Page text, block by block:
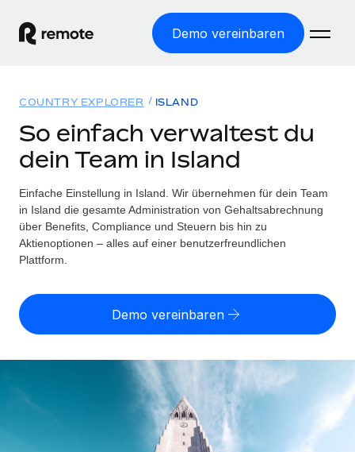
Demo vereinbaren
WELTWEITE BESCHÄFTIGUNG
Globale Payroll
Einfache, rechtssicher Payroll
Employer of Record
Weltweites Wachstum ohne Kosten für Niederlassungen
Contractor of Record
Rechtssichere, weltweite Arbeit mit Freelancer:innen
Globales Onboarding und Verwalten von
Auslagern von komplexen HR-Aufgaben
Lösungen
WELTWEITE ABDECKUNG
Country Explorer
Länderspezifische Unterstützung bei der Einstellung
Einfache Einstellung in allen US-Bundesstaaten
Agile HR- und Payroll-Lösungen für wachsende
Ressourcen
TOOLS UND RECHNER
Scheinselbstständigkeitsrisiko berechnen
Personalkostenrechner
Gesamtbeschäftigungskosten
Honorarzahlungen berechnen
Informationen zu möglichen Währungen und
Abwicklungsfristen für globale Freelancer:innen
Preise
Nederlands Anmelden
COUNTRY EXPLORER ISLAND
So einfach verwaltest du
dein Team in Island
Einfache Einstellung in Island. Wir übernehmen für dein Team
in Island die gesamte Administration von Gehaltsabrechnung
über Benefits, Compliance und Steuern bis hin zu
Aktienoptionen – alles auf einer benutzerfreundlichen
Plattform.
Demo vereinbaren